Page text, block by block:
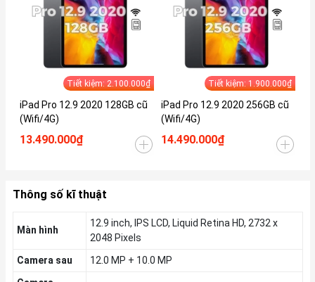
Tiết kiệm: 2.100.000₫
iPad Pro 12.9 2020 128GB cũ
(Wifi/4G)
13.490.000₫
Tiết kiệm: 1.900.000₫
iPad Pro 12.9 2020 256GB cũ
(Wifi/4G)
14.490.000₫
Thông số kĩ thuật
Màn hình
12.9 inch, IPS LCD, Liquid Retina HD, 2732 x
2048 Pixels
Camera sau
12.0 MP + 10.0 MP